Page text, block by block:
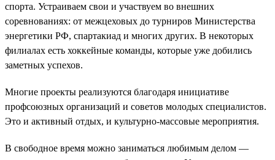
спорта. Устраиваем свои и участвуем во внешних
соревнованиях: от межцеховых до турниров Министерства
энергетики РФ, спартакиад и многих других. В некоторых
филиалах есть хоккейные команды, которые уже добились
заметных успехов.
Многие проекты реализуются благодаря инициативе
профсоюзных организаций и советов молодых специалистов.
Это и активный отдых, и культурно-массовые мероприятия.
В свободное время можно заниматься любимым делом —